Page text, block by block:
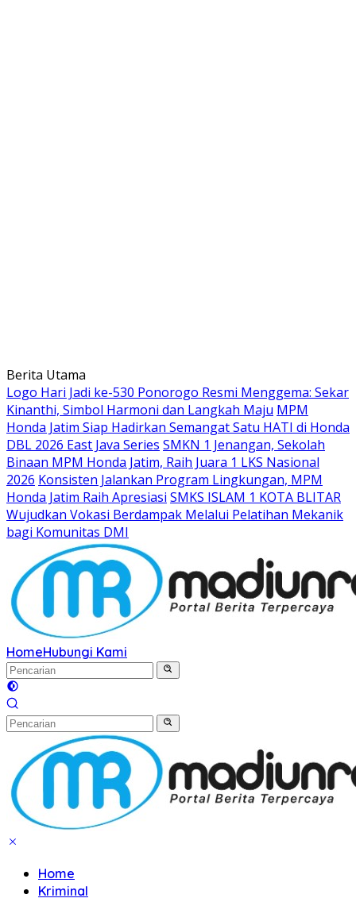
Langsung
ke
konten
Berita Utama
Logo Hari Jadi ke-530 Ponorogo Resmi Menggema: Sekar
Kinanthi, Simbol Harmoni dan Langkah Maju MPM
Honda Jatim Siap Hadirkan Semangat Satu HATI di Honda
DBL 2026 East Java Series SMKN 1 Jenangan, Sekolah
Binaan MPM Honda Jatim, Raih Juara 1 LKS Nasional
2026 Konsisten Jalankan Program Lingkungan, MPM
Honda Jatim Raih Apresiasi SMKS ISLAM 1 KOTA BLITAR
Wujudkan Vokasi Berdampak Melalui Pelatihan Mekanik
bagi Komunitas DMI
HomeHubungi Kami
Home
Kriminal